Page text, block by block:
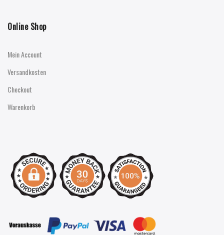
Online Shop
Mein Account
Versandkosten
Checkout
Warenkorb